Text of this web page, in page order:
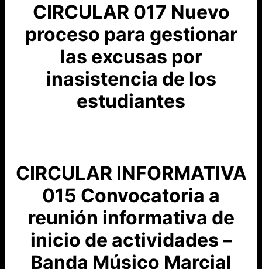
CIRCULAR 017 Nuevo
proceso para gestionar
las excusas por
inasistencia de los
estudiantes
CIRCULAR INFORMATIVA
015 Convocatoria a
reunión informativa de
inicio de actividades –
Banda Músico Marcial